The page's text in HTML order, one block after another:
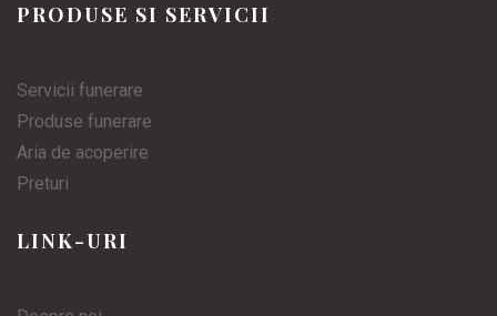
PRODUSE SI SERVICII
Servicii funerare
Produse funerare
Aria de acoperire
Preturi
LINK-URI